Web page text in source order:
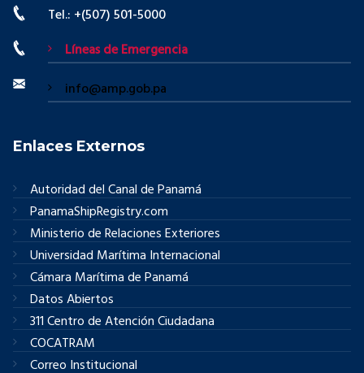
Tel.: +(507) 501-5000
Líneas de Emergencia
info@amp.gob.pa
Enlaces Externos
Autoridad del Canal de Panamá
PanamaShipRegistry.com
Ministerio de Relaciones Exteriores
Universidad Marítima Internacional
Cámara Marítima de Panamá
Datos Abiertos
311 Centro de Atención Ciudadana
COCATRAM
Correo Institucional